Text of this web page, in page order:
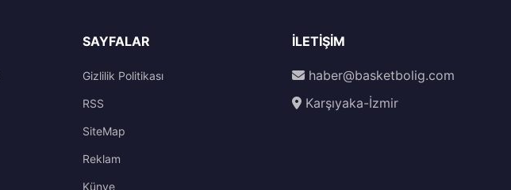
SAYFALAR
Gizlilik Politikası
RSS
SiteMap
Reklam
Künye
İLETIŞIM
haber@basketbolig.com
Karşıyaka-İzmir